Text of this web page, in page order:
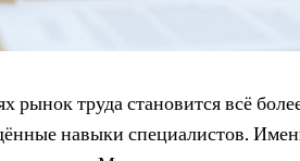
рынок труда становится всё
навыки специалистов.